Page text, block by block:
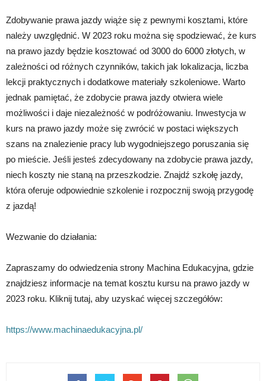
Zdobywanie prawa jazdy wiąże się z pewnymi kosztami, które
należy uwzględnić. W 2023 roku można się spodziewać, że kurs
na prawo jazdy będzie kosztować od 3000 do 6000 złotych, w
zależności od różnych czynników, takich jak lokalizacja, liczba
lekcji praktycznych i dodatkowe materiały szkoleniowe. Warto
jednak pamiętać, że zdobycie prawa jazdy otwiera wiele
możliwości i daje niezależność w podróżowaniu. Inwestycja w
kurs na prawo jazdy może się zwrócić w postaci większych
szans na znalezienie pracy lub wygodniejszego poruszania się
po mieście. Jeśli jesteś zdecydowany na zdobycie prawa jazdy,
niech koszty nie staną na przeszkodzie. Znajdź szkołę jazdy,
która oferuje odpowiednie szkolenie i rozpocznij swoją przygodę
z jazdą!
Wezwanie do działania:
Zapraszamy do odwiedzenia strony Machina Edukacyjna, gdzie
znajdziesz informacje na temat kosztu kursu na prawo jazdy w
2023 roku. Kliknij tutaj, aby uzyskać więcej szczegółów:
https://www.machinaedukacyjna.pl/